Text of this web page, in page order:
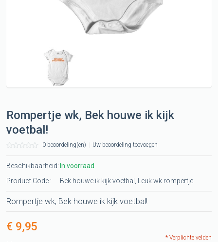
Rompertje wk, Bek houwe ik kijk
voetbal!
0 beoordeling(en) Uw beoordeling toevoegen
Beschikbaarheid: In voorraad
Product Code :
Bek houwe ik kijk voetbal, Leuk wk rompertje
Rompertje wk, Bek houwe ik kijk voetbal!
€ 9,95
* Verplichte velden